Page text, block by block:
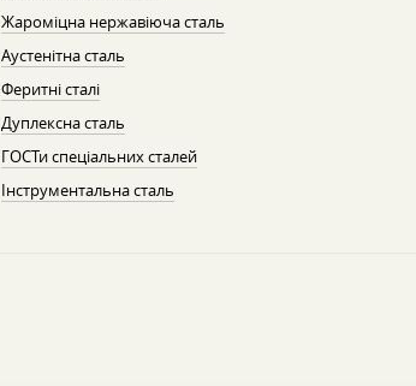
Жароміцна нержавіюча сталь
Аустенітна сталь
Феритні сталі
Дуплексна сталь
ГОСТи спеціальних сталей
Інструментальна сталь